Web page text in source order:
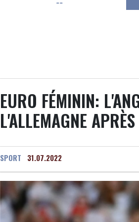
Luxembourg
--
EURO FÉMININ:
L'ALLEMAGNE
SPORT 31.07.2022